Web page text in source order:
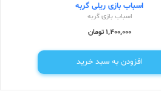
اسباب بازی ریلی گربه
اسباب بازی گربه
1,400,000 تومان
افزودن به سبد خرید